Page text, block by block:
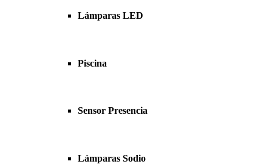
Lámparas LED
Piscina
Sensor Presencia
Lámparas Sodio